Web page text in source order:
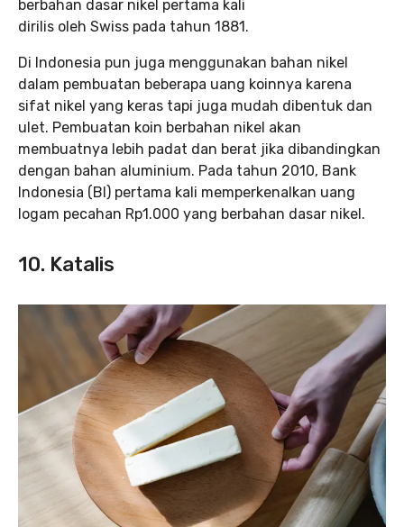
berbahan dasar nikel pertama kali
dirilis oleh Swiss pada tahun 1881.
Di Indonesia pun juga menggunakan bahan nikel
dalam pembuatan beberapa uang koinnya karena
sifat nikel yang keras tapi juga mudah dibentuk dan
ulet. Pembuatan koin berbahan nikel akan
membuatnya lebih padat dan berat jika dibandingkan
dengan bahan aluminium. Pada tahun 2010, Bank
Indonesia (BI) pertama kali memperkenalkan uang
logam pecahan Rp1.000 yang berbahan dasar nikel.
10. Katalis